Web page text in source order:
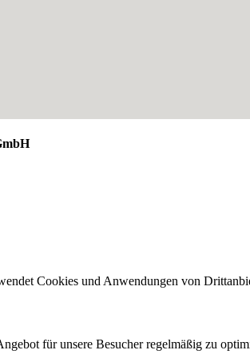
Cookies und Anwendungen von
für unsere Besucher regelmäßig zu